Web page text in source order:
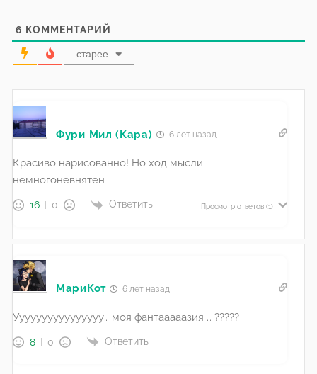
6 КОММЕНТАРИЙ
старее
Фури Мил (Кара) 6 лет назад
Красиво нарисованно! Но ход мысли
немногоневнятен
16 0 Ответить Просмотр ответов (1)
МариКот 6 лет назад
Уууууууууууууууу… моя фантааааазия … ?????
8 0 Ответить